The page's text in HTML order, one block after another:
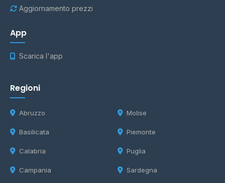
Aggiornamento prezzi
App
Scarica l'app
Regioni
Abruzzo
Basilicata
Calabria
Campania
Molise
Piemonte
Puglia
Sardegna